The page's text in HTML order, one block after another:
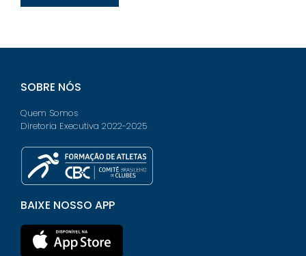
SOBRE NÓS
Quem Somos
Diretoria Executiva 2022-2025
BAIXE NOSSO APP